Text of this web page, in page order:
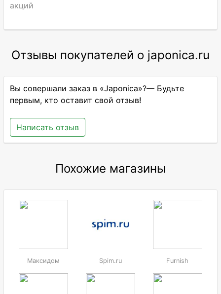
акций
Отзывы покупателей о japonica.ru
Вы совершали заказ в «Japonica»?— Будьте
первым, кто оставит свой отзыв!
Написать отзыв
Похожие магазины
Максидом Spim.ru Furnish